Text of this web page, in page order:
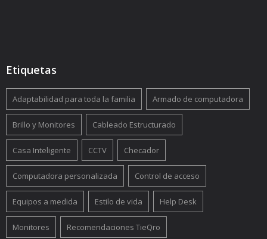
Etiquetas
Adaptabilidad para toda la familia Armado de computadora
Brillo y Monitores Cableado Estructurado
Casa Inteligente CCTV Checador
Computadora personalizada Control de acceso
Equipos a medida Estilo de vida Help Desk
Monitores Recomendaciones TieQro